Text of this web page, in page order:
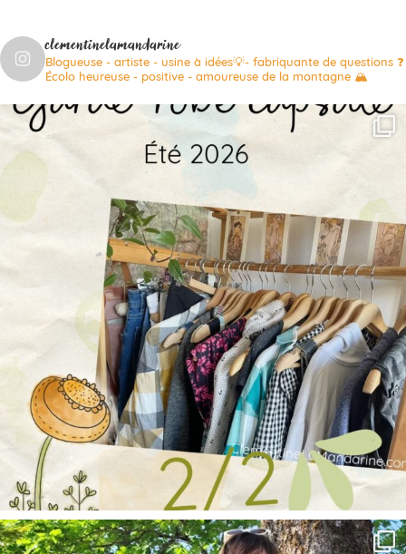
clementinelamandarine
Blogueuse - artiste - usine à idées💡- fabriquante de questions ❓
Écolo heureuse - positive - amoureuse de la montagne 🏔️